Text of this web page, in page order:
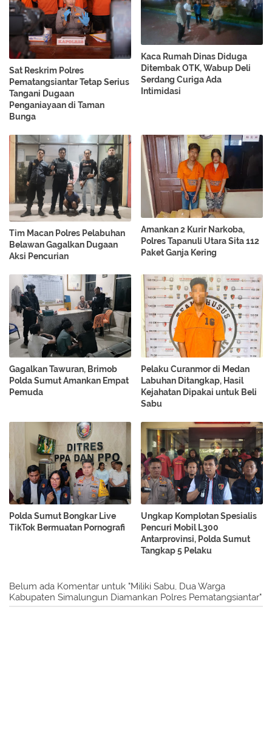
Sat Reskrim Polres
Pematangsiantar Tetap Serius
Tangani Dugaan
Penganiayaan di Taman
Bunga
Kaca Rumah Dinas Diduga
Ditembak OTK, Wabup Deli
Serdang Curiga Ada
Intimidasi
Tim Macan Polres Pelabuhan
Belawan Gagalkan Dugaan
Aksi Pencurian
Amankan 2 Kurir Narkoba,
Polres Tapanuli Utara Sita 112
Paket Ganja Kering
Gagalkan Tawuran, Brimob
Polda Sumut Amankan Empat
Pemuda
Pelaku Curanmor di Medan
Labuhan Ditangkap, Hasil
Kejahatan Dipakai untuk Beli
Sabu
Polda Sumut Bongkar Live
TikTok Bermuatan Pornografi
Ungkap Komplotan Spesialis
Pencuri Mobil L300
Antarprovinsi, Polda Sumut
Tangkap 5 Pelaku
Belum ada Komentar untuk "Miliki Sabu, Dua Warga
Kabupaten Simalungun Diamankan Polres Pematangsiantar"